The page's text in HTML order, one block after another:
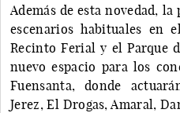
Además de esta novedad,
escenarios habituales en
Recinto Ferial y el Parque
nuevo espacio para los
Fuensanta, donde
Jerez, El Drogas, Amaral,